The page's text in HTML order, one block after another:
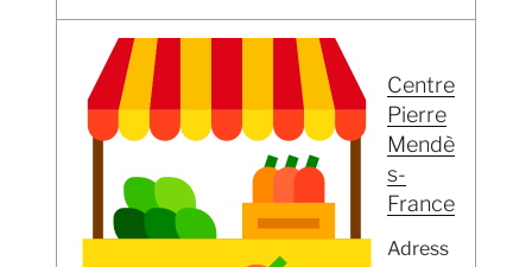
Centre
Pierre
Mendè
s-
France
Adress